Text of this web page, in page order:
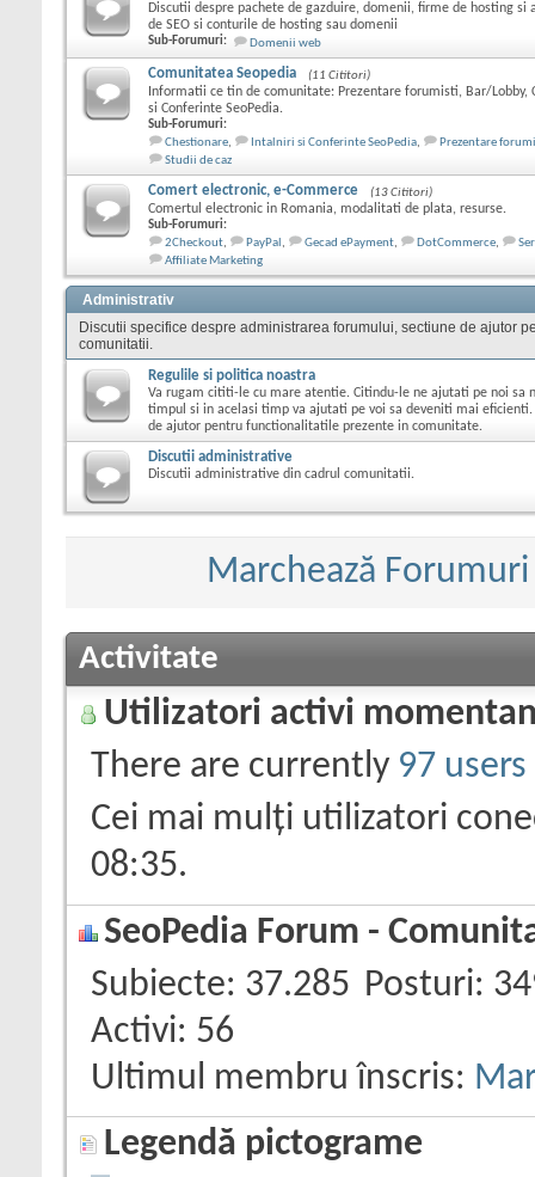
Discutii despre pachete de gazduire, domenii, firme de hosting si
de SEO si conturile de hosting sau domenii
Sub-Forumuri: Domenii web
Comunitatea Seopedia (11 Cititori)
Informatii ce tin de comunitate: Prezentare forumisti, Bar/Lobby,
si Conferinte SeoPedia.
Sub-Forumuri:
Chestionare, Intalniri si Conferinte SeoPedia,
Prezentare
Studii de caz
Comert electronic, e-Commerce (13 Cititori)
Comertul electronic in Romania, modalitati de plata, resurse.
Sub-Forumuri:
2Checkout, PayPal , Gecad ePayment, DotCommerce,
Affiliate Marketing
Administrativ
Discutii specifice despre administrarea forumului, sectiune de ajutor
comunitatii.
Regulile si politica noastra
Va rugam cititi-le cu mare atentie. Citindu-le ne ajutati pe noi sa
timpul si in acelasi timp va ajutati pe voi sa deveniti mai eficienti.
de ajutor pentru functionalitatile prezente in comunitate.
Discutii administrative
Discutii administrative din cadrul comunitatii.
Marchează
Activitate
Utilizatori activi
There are currently 97
Cei mai mulți utilizatori
08:35.
SeoPedia Forum -
Subiecte 37.285 Posturi
Activi 56
Ultimul membru înscris:
Legendă pictograme